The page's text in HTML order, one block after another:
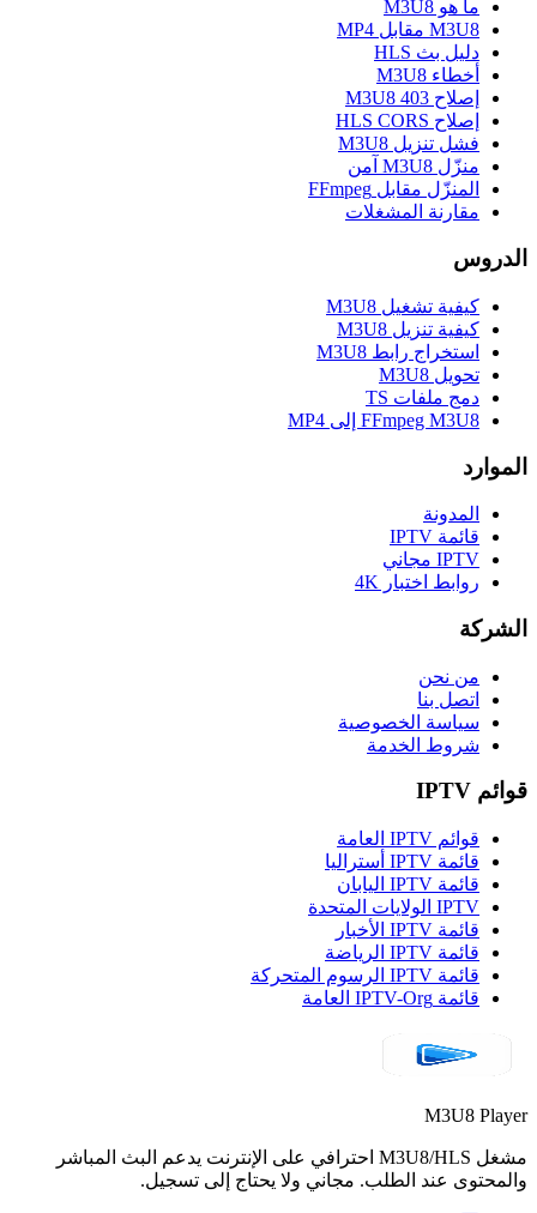
ما هو M3U8
M3U8 مقابل MP4
دليل بث HLS
أخطاء M3U8
إصلاح M3U8 403
إصلاح HLS CORS
فشل تنزيل M3U8
منزّل M3U8 آمن
المنزّل مقابل FFmpeg
مقارنة المشغلات
الدروس
كيفية تشغيل M3U8
كيفية تنزيل M3U8
استخراج رابط M3U8
تحويل M3U8
دمج ملفات TS
FFmpeg M3U8 إلى MP4
الموارد
المدونة
قائمة IPTV
IPTV مجاني
روابط اختبار 4K
الشركة
من نحن
اتصل بنا
سياسة الخصوصية
شروط الخدمة
قوائم IPTV
قوائم IPTV العامة
قائمة IPTV أستراليا
قائمة IPTV اليابان
IPTV الولايات المتحدة
قائمة IPTV الأخبار
قائمة IPTV الرياضة
قائمة IPTV الرسوم المتحركة
قائمة IPTV-Org العامة
M3U8 Player
مشغل M3U8/HLS احترافي على الإنترنت يدعم البث المباشر
والمحتوى عند الطلب. مجاني ولا يحتاج إلى تسجيل.